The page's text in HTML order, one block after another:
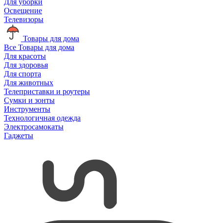
Освещение
Телевизоры
Товары для дома
Все Товары для дома
Для красоты
Для здоровья
Для спорта
Для животных
Телеприставки и роутеры
Сумки и зонты
Инструменты
Технологичная одежда
Электросамокаты
Гаджеты